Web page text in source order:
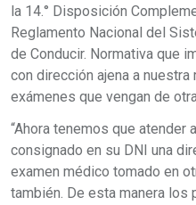
la 14.° Disposición
Reglamento Nacional del
de Conducir. Normativa que
con dirección ajena a
exámenes que vengan de
“Ahora tenemos que atender
consignado en su DNI una
examen médico tomado en
también. De esta manera